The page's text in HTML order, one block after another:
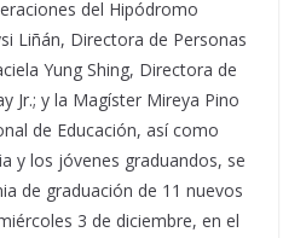
del Hipódromo
Liñán, Directora de Personas
Yung Shing, Directora de
Jr.; y la Magíster Mireya Pino
de Educación, así como
y los jóvenes graduandos, se
de graduación de 11 nuevos
3 de diciembre, en el